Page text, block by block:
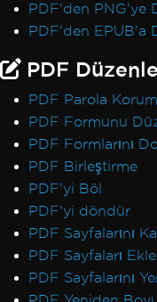
PDF'den PNG'ye
PDF'den EPUB'a
PDF
PDF Parola
PDF Formunu
PDF Formlarını
PDF Birleştirme
PDF'yi Böl
PDF'yi döndür
PDF Sayfalarını
PDF Sayfaları Ekle
PDF Sayfalarını